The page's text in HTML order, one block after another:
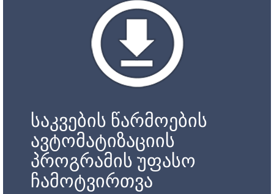
საკვების წარმოების
ავტომატიზაციის
პროგრამის უფასო
ჩამოტვირთვა